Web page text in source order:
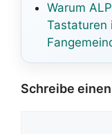
Warum
Tastaturen
Schreibe